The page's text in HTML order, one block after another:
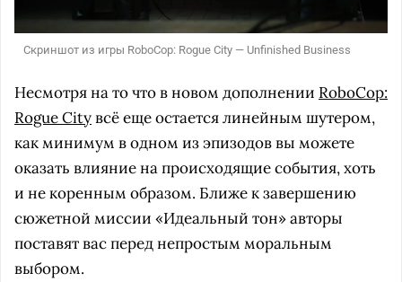
Скриншот из игры RoboCop: Rogue City — Unfinished Business
Несмотря на то что в новом дополнении RoboCop:
Rogue Cityвсё еще остается линейным шутером,
как минимум в одном из эпизодов вы можете
оказать влияние на происходящие события, хоть
и не коренным образом. Ближе к завершению
сюжетной миссии «Идеальный тон» авторы
поставят вас перед непростым моральным
выбором.